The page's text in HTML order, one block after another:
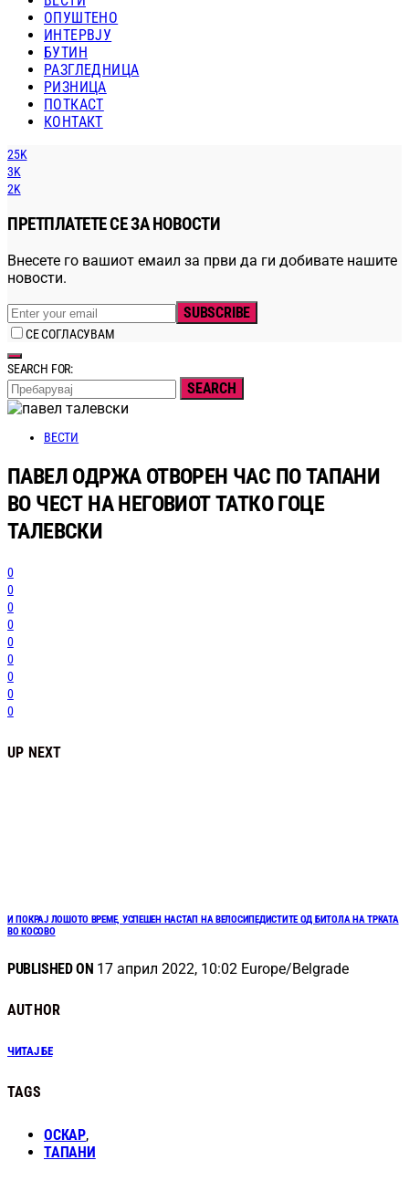
ОПУШТЕНО
ИНТЕРВЈУ
БУТИН
РАЗГЛЕДНИЦА
РИЗНИЦА
ПОТКАСТ
КОНТАКТ
25K
3K
2K
ПРЕТПЛАТЕТЕ СЕ ЗА НОВОСТИ
Внесете го вашиот емаил за први да ги добивате нашите
новости.
SUBSCRIBE
СЕ СОГЛАСУВАМ
SEARCH FOR:
SEARCH
ВЕСТИ
ПАВЕЛ ОДРЖА ОТВОРЕН ЧАС ПО ТАПАНИ
ВО ЧЕСТ НА НЕГОВИОТ ТАТКО ГОЦЕ
ТАЛЕВСКИ
0
0
0
0
0
0
0
0
0
UP NEXT
И ПОКРАЈ ЛОШОТО ВРЕМЕ, УСПЕШЕН НАСТАП НА ВЕЛОСИПЕДИСТИТЕ ОД БИТОЛА НА ТРКАТА
ВО КОСОВО
PUBLISHED ON 17 април 2022, 10:02 Europe/Belgrade
AUTHOR
ЧИТАЈ БЕ
TAGS
ОСКАР,
ТАПАНИ